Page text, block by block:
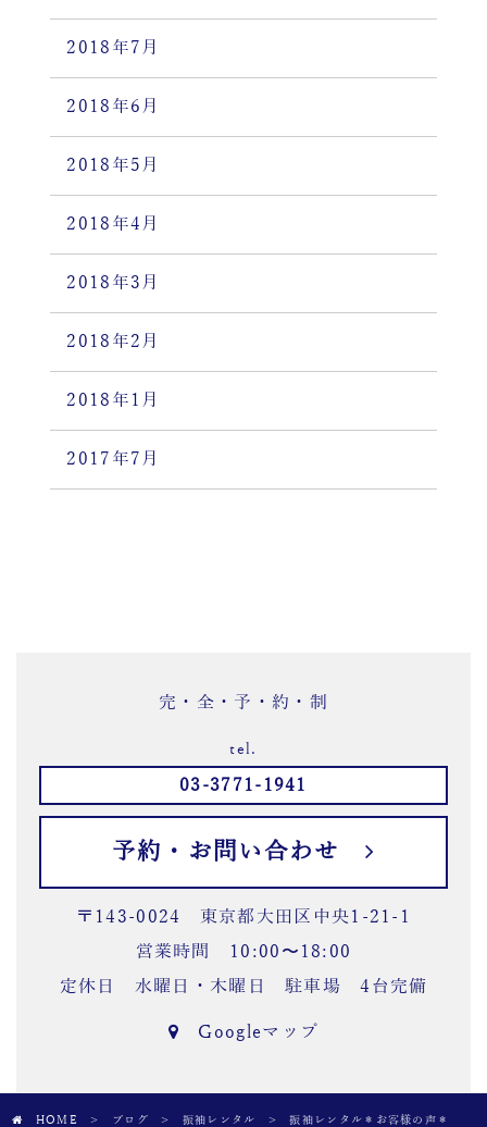
2018年7月
2018年6月
2018年5月
2018年4月
2018年3月
2018年2月
2018年1月
2017年7月
完・全・予・約・制
tel.
03-3771-1941
予約・お問い合わせ
〒143-0024 東京都大田区中央1-21-1
営業時間 10:00〜18:00
定休日 水曜日・木曜日 駐車場 4台完備
Googleマップ
HOME > ブログ > 振袖レンタル >振袖レンタル＊お客様の声＊